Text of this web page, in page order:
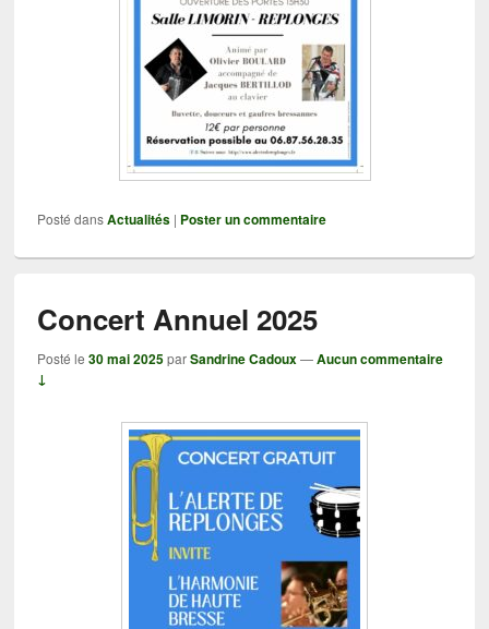
Posté dans Actualités | Poster un commentaire
Concert Annuel 2025
Posté le30 mai 2025 parSandrine Cadoux —Aucun commentaire
↓